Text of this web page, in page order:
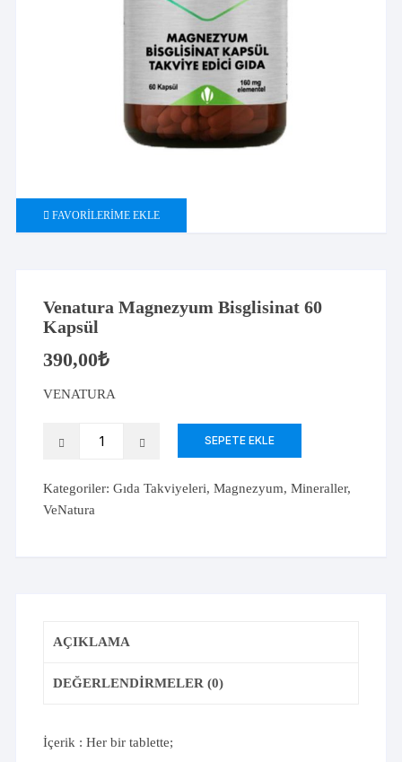
FAVORILERIME EKLE
Venatura Magnezyum Bisglisinat 60
Kapsül
390,00₺
VENATURA
60
Kapsül
SEPETE EKLE
Kategoriler:Gıda Takviyeleri,Magnezyum,Mineraller,
VeNatura
AÇIKLAMA
DEĞERLENDIRMELER (0)
İçerik : Her bir tablette;